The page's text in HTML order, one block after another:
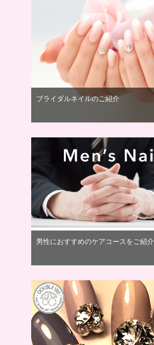
ブライダルネイルのご紹介
男性におすすめのケアコースをご紹介